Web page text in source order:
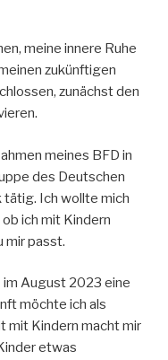
meine innere Ruhe
zukünftigen
zunächst den
meines BFD in
des Deutschen
Ich wollte mich
ich mit Kindern
mir passt.
im August 2023 eine
möchte ich als
mit Kindern macht mir
etwas